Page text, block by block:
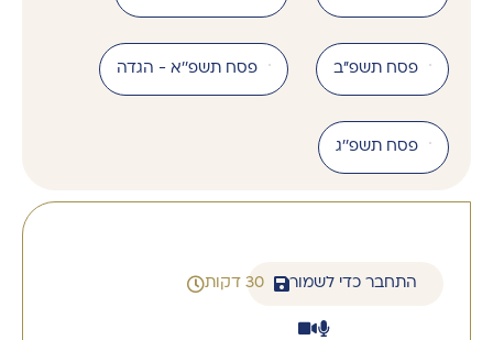
פסח תשפ''ב פסח תשפ''א - הגדה
פסח תשפ''ג
התחבר כדי לשמור 30 דקות